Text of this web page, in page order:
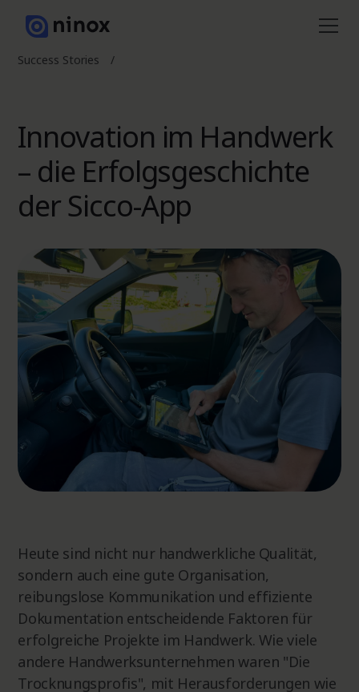
Success Stories /
Innovation im Handwerk
– die Erfolgsgeschichte
der Sicco-App
Heute sind nicht nur handwerkliche Qualität,
sondern auch eine gute Organisation,
reibungslose Kommunikation und effiziente
Dokumentation entscheidende Faktoren für
erfolgreiche Projekte im Handwerk. Wie viele
andere Handwerksunternehmen waren "Die
Trocknungsprofis", mit Herausforderungen wie